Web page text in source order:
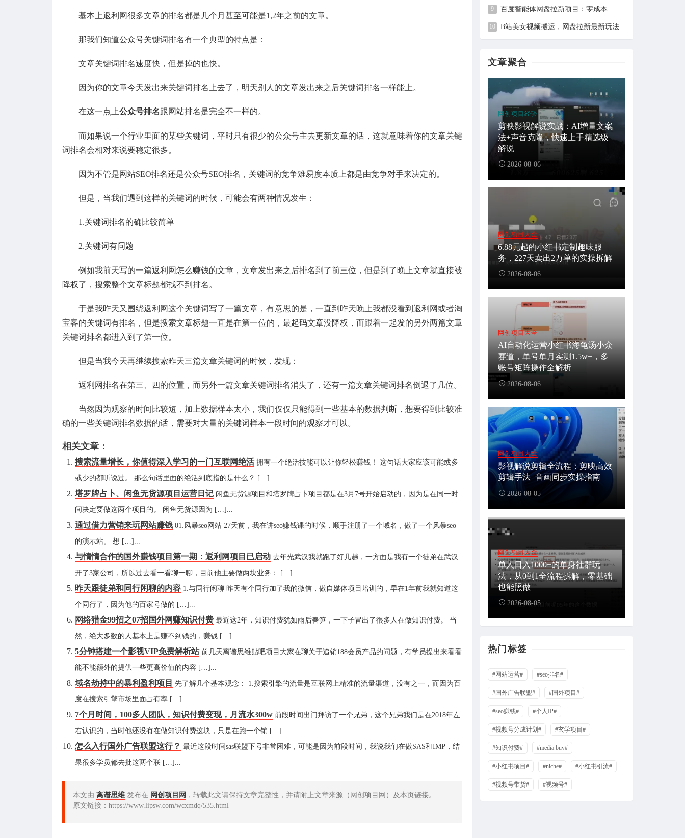
基本上返利网很多文章的排名都是几个月甚至可能是1,2年之前的文章。
那我们知道公众号关键词排名有一个典型的特点是：
文章关键词排名速度快，但是掉的也快。
因为你的文章今天发出来关键词排名上去了，明天别人的文章发出来之后关键词排名一样能上。
在这一点上公众号排名跟网站排名是完全不一样的。
而如果说一个行业里面的某些关键词，平时只有很少的公众号主去更新文章的话，这就意味着你的文章关键
词排名会相对来说要稳定很多。
因为不管是网站SEO排名还是公众号SEO排名，关键词的竞争难易度本质上都是由竞争对手来决定的。
但是，当我们遇到这样的关键词的时候，可能会有两种情况发生：
1.关键词排名的确比较简单
2.关键词有问题
例如我前天写的一篇返利网怎么赚钱的文章，文章发出来之后排名到了前三位，但是到了晚上文章就直接被
降权了，搜索整个文章标题都找不到排名。
于是我昨天又围绕返利网这个关键词写了一篇文章，有意思的是，一直到昨天晚上我都没看到返利网或者淘
宝客的关键词有排名，但是搜索文章标题一直是在第一位的，最起码文章没降权，而跟着一起发的另外两篇文章
关键词排名都进入到了第一位。
但是当我今天再继续搜索昨天三篇文章关键词的时候，发现：
返利网排名在第三、四的位置，而另外一篇文章关键词排名消失了，还有一篇文章关键词排名倒退了几位。
当然因为观察的时间比较短，加上数据样本太小，我们仅仅只能得到一些基本的数据判断，想要得到比较准
确的一些关键词排名数据的话，需要对大量的关键词样本一段时间的观察才可以。
相关文章：
搜索流量增长，你值得深入学习的一门互联网绝活 拥有一个绝活技能可以让你轻松赚钱！ 这句话大家应该可能或多
或少的都听说过。 那么句话里面的绝活到底指的是什么？ […]...
塔罗牌占卜、闲鱼无货源项目运营日记 闲鱼无货源项目和塔罗牌占卜项目都是在3月7号开始启动的，因为是在同一时
间决定要做这两个项目的。 闲鱼无货源因为 […]...
通过借力营销来玩网站赚钱 01.风暴seo网站 27天前，我在讲seo赚钱课的时候，顺手注册了一个域名，做了一个风暴seo
的演示站。 想 […]...
与惰惰合作的国外赚钱项目第一期：返利网项目已启动 去年光武汉我就跑了好几趟，一方面是我有一个徒弟在武汉
开了3家公司，所以过去看一看聊一聊，目前他主要做两块业务： […]...
昨天跟徒弟和同行闲聊的内容 1.与同行闲聊 昨天有个同行加了我的微信，做自媒体项目培训的，早在1年前我就知道这
个同行了，因为他的百家号做的 […]...
网络猎金99招之07招国外网赚知识付费 最近这2年，知识付费犹如雨后春笋，一下子冒出了很多人在做知识付费。 当
然，绝大多数的人基本上是赚不到钱的，赚钱 […]...
5分钟搭建一个影视VIP免费解析站 前几天离谱思维贴吧项目大家在聊关于追销188会员产品的问题，有学员提出来看看
能不能额外的提供一些更高价值的内容 […]...
域名劫持中的暴利盈利项目 先了解几个基本观念： 1.搜索引擎的流量是互联网上精准的流量渠道，没有之一，而因为百
度在搜索引擎市场里面占有率 […]...
7个月时间，100多人团队，知识付费变现，月流水300w 前段时间出门拜访了一个兄弟，这个兄弟我们是在2018年左
右认识的，当时他还没有在做知识付费这块，只是在跑一个销 […]...
怎么入行国外广告联盟这行？ 最近这段时间sas联盟下号非常困难，可能是因为前段时间，我说我们在做SAS和IMP，结
果很多学员都去批这两个联 […]...
本文由 离谱思维 发布在 网创项目网 ，转载此文请保持文章完整性，并请附上文章来源（网创项目网）及本页链接。
原文链接：https://www.lipsw.com/wcxmdq/535.html
百度智能体网盘拉新项目：零成本
B站美女视频搬运，网盘拉新最新玩法
文章聚合
网创项目经验
剪映影视解说实战：AI增量文案
法+声音克隆，快速上手精选级
解说
2026-08-06
网创项目大全
6.88元起的小红书定制趣味服
务，227天卖出2万单的实操拆解
2026-08-06
网创项目大全
AI自动化运营小红书海龟汤小众
赛道，单号单月实测1.5w+，多
账号矩阵操作全解析
2026-08-06
网创项目大全
影视解说剪辑全流程：剪映高效
剪辑手法+音画同步实操指南
2026-08-05
网创项目大全
单人日入1000+的单身社群玩
法，从0到1全流程拆解，零基础
也能照做
2026-08-05
热门标签
#网站运营# #seo排名#
#国外广告联盟# #国外项目#
#seo赚钱# #个人IP#
#视频号分成计划# #玄学项目#
#知识付费# #media buy#
#小红书项目# #niche# #小红书引流#
#视频号带货# #视频号#